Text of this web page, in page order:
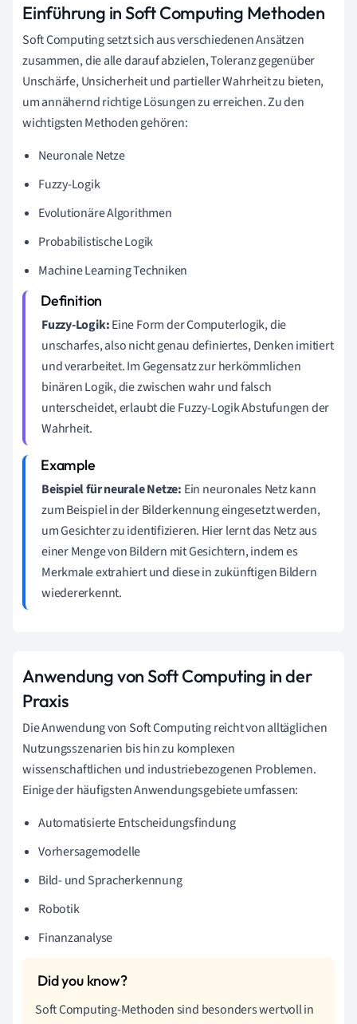
Einführung in Soft Computing Methoden
Soft Computing setzt sich aus verschiedenen Ansätzen
zusammen, die alle darauf abzielen, Toleranz gegenüber
Unschärfe, Unsicherheit und partieller Wahrheit zu bieten,
um annähernd richtige Lösungen zu erreichen. Zu den
wichtigsten Methoden gehören:
Neuronale Netze
Fuzzy-Logik
Evolutionäre Algorithmen
Probabilistische Logik
Machine Learning Techniken
Fuzzy-Logik:Eine Form der Computerlogik, die
unscharfes, also nicht genau definiertes, Denken imitiert
und verarbeitet. Im Gegensatz zur herkömmlichen
binären Logik, die zwischen wahr und falsch
unterscheidet, erlaubt die Fuzzy-Logik Abstufungen der
Wahrheit.
Beispiel für neurale Netze: Ein neuronales Netz kann
zum Beispiel in der Bilderkennung eingesetzt werden,
um Gesichter zu identifizieren. Hier lernt das Netz aus
einer Menge von Bildern mit Gesichtern, indem es
Merkmale extrahiert und diese in zukünftigen Bildern
wiedererkennt.
Anwendung von Soft Computing in der
Praxis
Die Anwendung von Soft Computing reicht von alltäglichen
Nutzungsszenarien bis hin zu komplexen
wissenschaftlichen und industriebezogenen Problemen.
Einige der häufigsten Anwendungsgebiete umfassen:
Automatisierte Entscheidungsfindung
Vorhersagemodelle
Bild- und Spracherkennung
Robotik
Finanzanalyse
Soft Computing-Methoden sind besonders wertvoll in